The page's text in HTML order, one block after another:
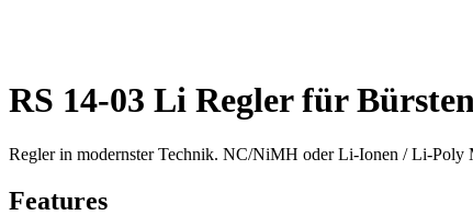
RS 14-03 Li Regler für
Regler in modernster Technik. NC/NiMH oder Li-Ionen / Li-Poly
Features